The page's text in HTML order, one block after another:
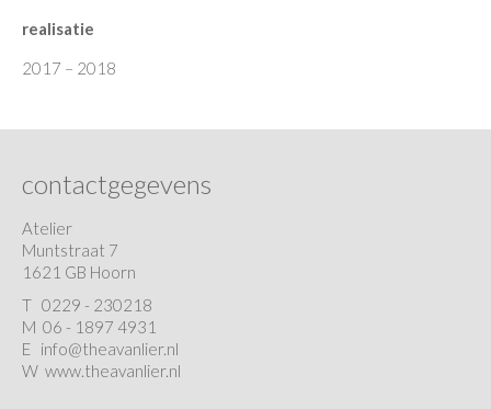
realisatie
2017 – 2018
contactgegevens
Atelier
Muntstraat 7
1621 GB Hoorn
T 0229 - 230218
M 06 - 1897 4931
E info@theavanlier.nl
W www.theavanlier.nl